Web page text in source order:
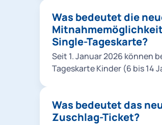
Sie zukünftig direkt vom
Rabattmodell.
Was bedeutet die
Single-Tageskarte?
Seit 1. Januar 2026 können
Tageskarte Kinder (6 bis 14
viele. Fremde Kinder: maximal 3. Enkel gelten
als eigene Kinder. Nichten und Neffen zählen
Was bedeutet das
Zuschlag-Ticket?